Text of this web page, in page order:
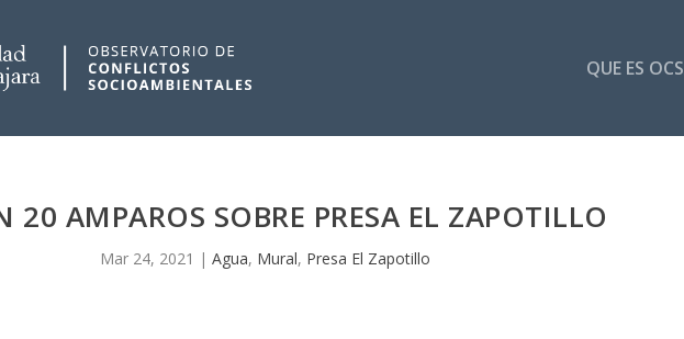
QUE ES
20 AMPAROS SOBRE PRESA EL ZAPOTILLO
Mar 24, 2021 |Agua, Mural, Presa El Zapotillo